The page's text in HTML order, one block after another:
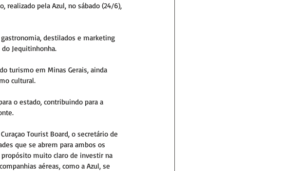
realizado pela Azul, no sábado (24/6),
destilados e marketing
Jequitinhonha.
turismo em Minas Gerais, ainda
cultural.
o estado, contribuindo para a
Tourist Board, o secretário de
que se abrem para ambos os
propósito muito claro de investir na
aéreas, como a Azul, se